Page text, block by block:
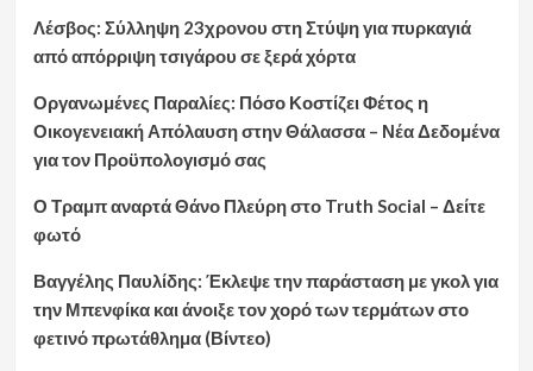
Λέσβος: Σύλληψη 23χρονου στη Στύψη για πυρκαγιά
από απόρριψη τσιγάρου σε ξερά χόρτα
Οργανωμένες Παραλίες: Πόσο Κοστίζει Φέτος η
Οικογενειακή Απόλαυση στην Θάλασσα – Νέα Δεδομένα
για τον Προϋπολογισμό σας
Ο Τραμπ αναρτά Θάνο Πλεύρη στο Truth Social – Δείτε
φωτό
Βαγγέλης Παυλίδης: Έκλεψε την παράσταση με γκολ για
την Μπενφίκα και άνοιξε τον χορό των τερμάτων στο
φετινό πρωτάθλημα (Βίντεο)